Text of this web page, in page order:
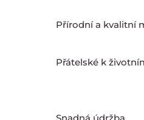
Přírodní a kvalitní
Přátelské k
Snadná údržba